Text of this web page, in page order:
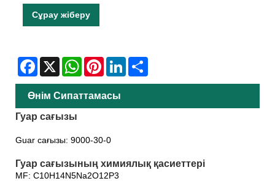
Сұрау жіберу
Facebook
X WhatsAppPinterestLinkedIn
Өнім Сипаттамасы
Гуар сағызы
Guar сағызы: 9000-30-0
Гуар сағызының химиялық қасиеттері
MF: C10H14N5Na2O12P3